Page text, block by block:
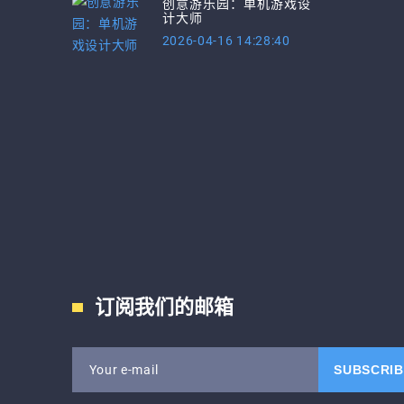
创意游乐园：单机游戏设
计大师
2026-04-16 14:28:40
订阅我们的邮箱
Your e-mail